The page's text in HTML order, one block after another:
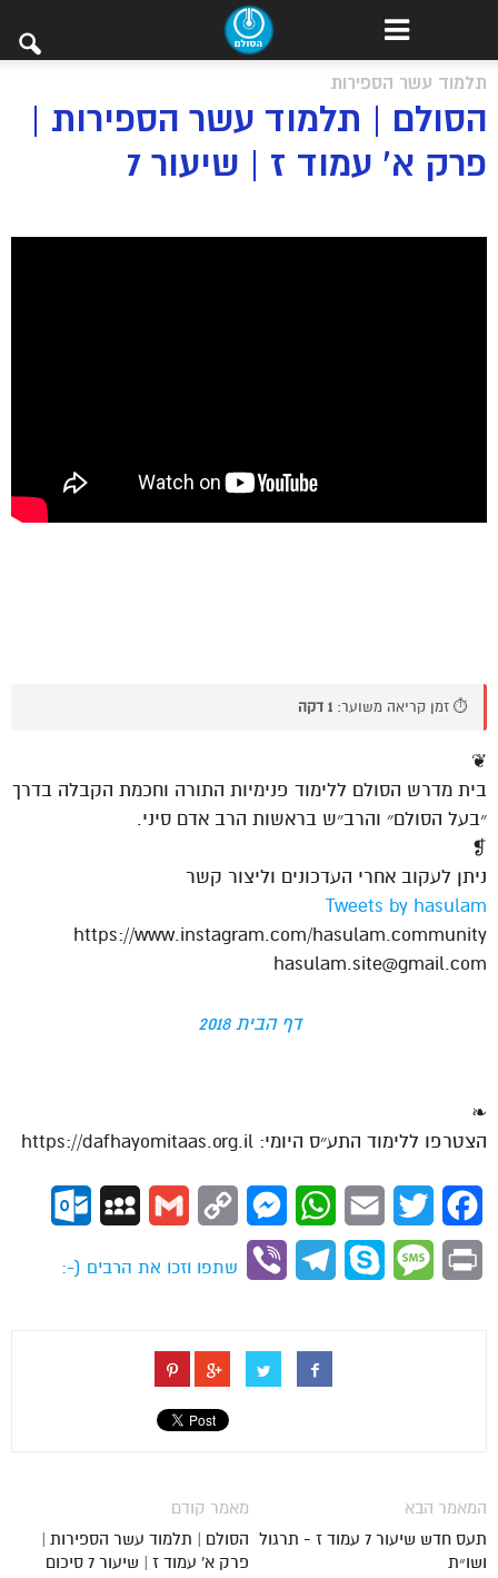
תלמוד עשר הספירות
הסולם | תלמוד עשר הספירות |
פרק א’ עמוד ז | שיעור 7
⏱️ זמן קריאה משוער: 1 דקה
❦
בית מדרש הסולם ללימוד פנימיות התורה וחכמת הקבלה בדרך
״בעל הסולם״ והרב״ש בראשות הרב אדם סיני.
❡
ניתן לעקוב אחרי העדכונים וליצור קשר
Tweets by hasulam
https://www.instagram.com/hasulam.community
hasulam.site@gmail.com
דף הבית 2018
❧
הצטרפו ללימוד התע״ס היומי: https://dafhayomitaas.org.il
Facebook
Twitter
Email
WhatsApp
Messenger
Copy
Gmail
MySpace
Print
Message
Skype
Telegram
Viber
שתפו וזכו את הרבים (-:
מאמר קודם
הסולם | תלמוד עשר הספירות |
פרק א' עמוד ז | שיעור 7 סיכום
המאמר הבא
תעס חדש שיעור 7 עמוד ז - תרגול
ושו״ת